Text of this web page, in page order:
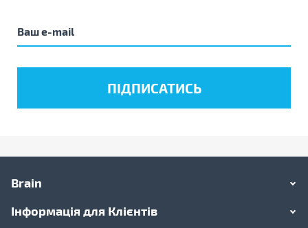
Brain
Інформація для Клієнтів